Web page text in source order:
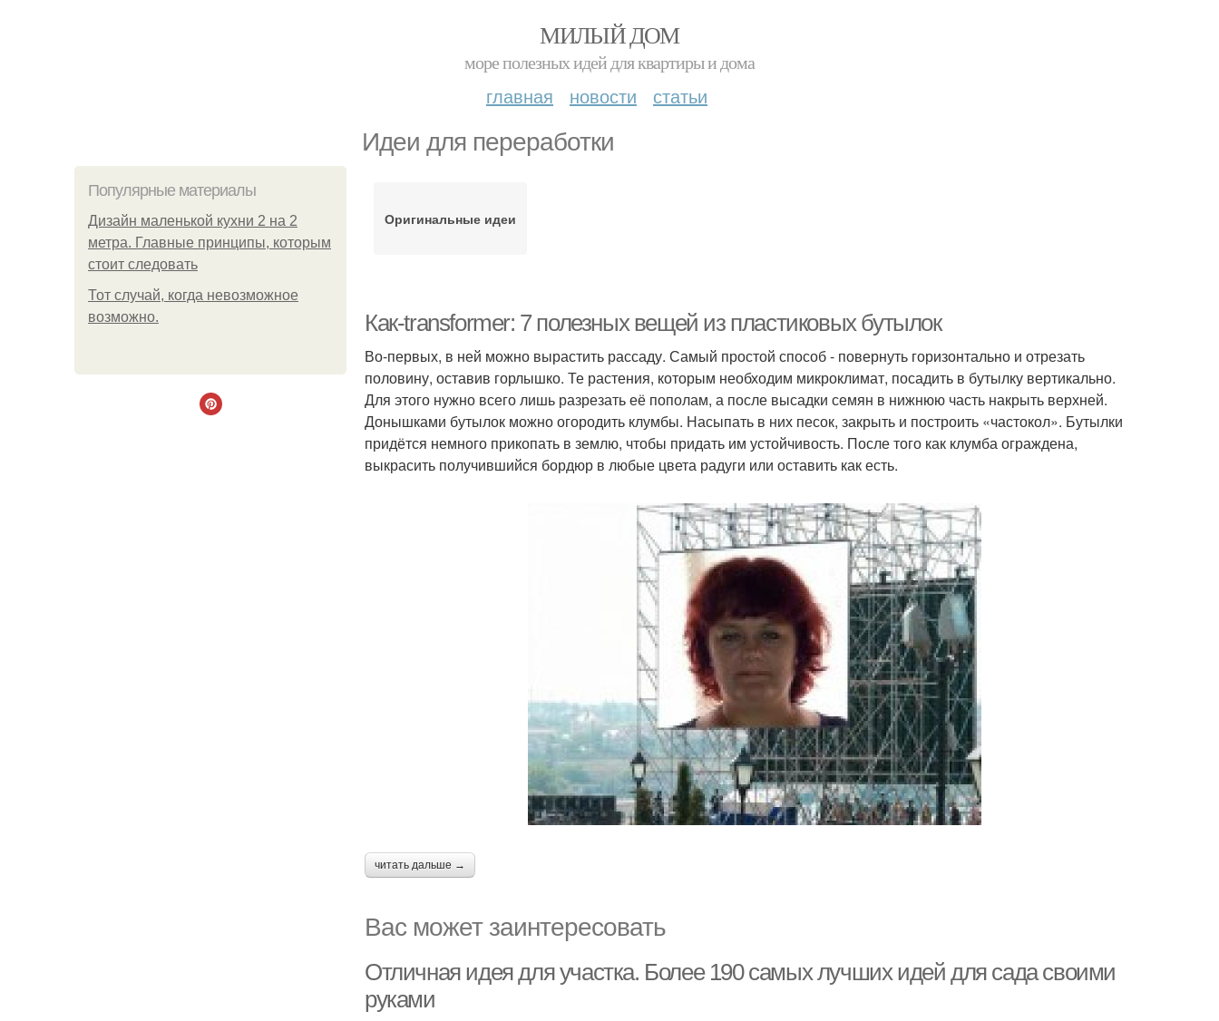
МИЛЫЙ ДОМ
море полезных идей для квартиры и дома
главная новости статьи
Идеи для переработки
Популярные материалы
Дизайн маленькой кухни 2 на 2
метра. Главные принципы, которым
стоит следовать
Тот случай, когда невозможное
возможно.
Оригинальные идеи
Как-transformer: 7 полезных вещей из пластиковых бутылок
Во-первых, в ней можно вырастить рассаду. Самый простой способ - повернуть горизонтально и отрезать
половину, оставив горлышко. Те растения, которым необходим микроклимат, посадить в бутылку вертикально.
Для этого нужно всего лишь разрезать её пополам, а после высадки семян в нижнюю часть накрыть верхней.
Донышками бутылок можно огородить клумбы. Насыпать в них песок, закрыть и построить «частокол». Бутылки
придётся немного прикопать в землю, чтобы придать им устойчивость. После того как клумба ограждена,
выкрасить получившийся бордюр в любые цвета радуги или оставить как есть.
читать дальше →
Вас может заинтересовать
Отличная идея для участка. Более 190 самых лучших идей для сада своими
руками